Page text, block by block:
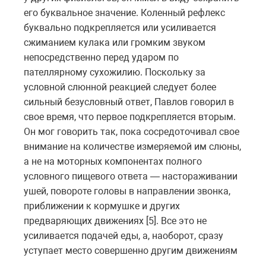
его буквальное значение. Коленный рефлекс
буквально подкрепляется или усиливается
сжиманием кулака или громким звуком
непосредственно перед ударом по
пателлярному сухожилию. Поскольку за
условной слюнной реакцией следует более
сильный безусловный ответ, Павлов говорил в
свое время, что первое подкрепляется вторым.
Он мог говорить так, пока сосредоточивал свое
внимание на количестве измеряемой им слюны,
а не на моторных компонентах полного
условного пищевого ответа — настораживании
ушей, повороте головы в направлении звонка,
приближении к кормушке и других
предваряющих движениях [5]. Все это не
усиливается подачей еды, а, наоборот, сразу
уступает место совершенно другим движениям